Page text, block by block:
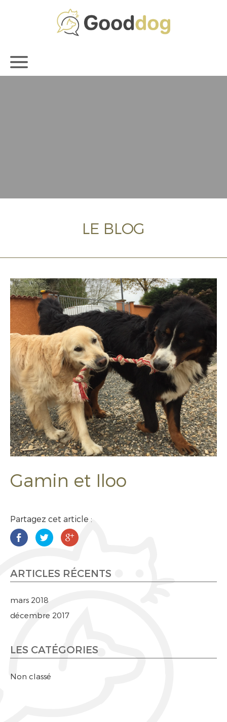
LE BLOG
Gamin et Iloo
Partagez cet article :
ARTICLES RÉCENTS
mars 2018
décembre 2017
LES CATÉGORIES
Non classé